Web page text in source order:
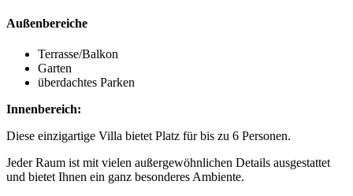
Außenbereiche
Terrasse/Balkon
Garten
überdachtes Parken
Innenbereich:
Diese einzigartige Villa bietet Platz für bis zu 6 Personen.
Jeder Raum ist mit vielen außergewöhnlichen Details ausgestattet
und bietet Ihnen ein ganz besonderes Ambiente.